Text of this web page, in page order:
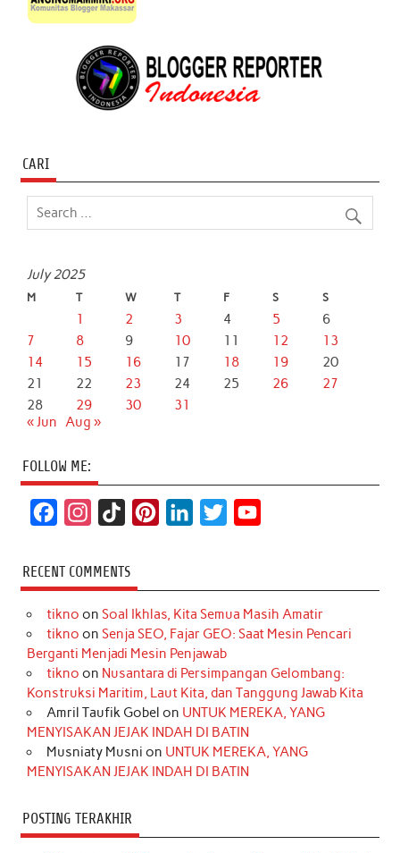
CARI
July 2025
M T W T F S S
1 2 3 4 5
6
7
8 9 10 11 12
13
14
15 16 17 18 19
20
21
22 23 24 25 26
27
28
29 30
31
« Jun Aug »
FOLLOW ME:
c
e
b
o
k
s
t
a
r
a
m
k
T
o
k
t
e
r
e
s
t
k
e
d
I
n
t
t
r
T
u
e
RECENT COMMENTS
tikno on Soal Ikhlas, Kita Semua Masih Amatir
tikno on Senja SEO, Fajar GEO: Saat Mesin Pencari
Berganti Menjadi Mesin Penjawab
tikno on Nusantara di Persimpangan Gelombang:
Konstruksi Maritim, Laut Kita, dan Tanggung Jawab Kita
Amril Taufik Gobel on UNTUK MEREKA, YANG
MENYISAKAN JEJAK INDAH DI BATIN
Musniaty Musni on UNTUK MEREKA, YANG
MENYISAKAN JEJAK INDAH DI BATIN
POSTING TERAKHIR